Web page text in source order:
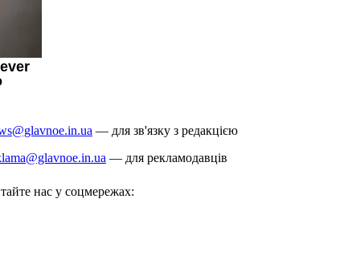
— для зв'язку з редакцією
— для рекламодавців
нас у соцмережах: